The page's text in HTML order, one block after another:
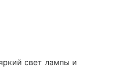
свет лампы и